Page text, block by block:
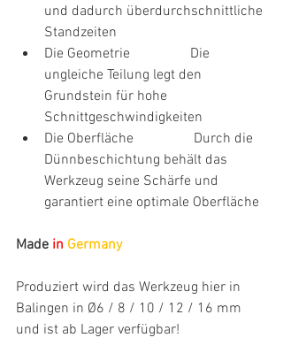
und dadurch überdurchschnittliche
Standzeiten
Die Geometrie                 Die
ungleiche Teilung legt den
Grundstein für hohe
Schnittgeschwindigkeiten
Die Oberfläche                 Durch die
Dünnbeschichtung behält das
Werkzeug seine Schärfe und
garantiert eine optimale Oberfläche
Made in Germany
Produziert wird das Werkzeug hier in
Balingen in Ø6 / 8 / 10 / 12 / 16 mm
und ist ab Lager verfügbar!